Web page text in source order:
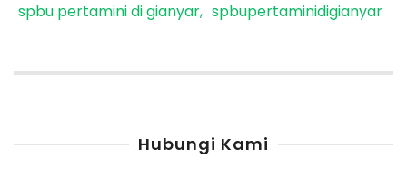
spbu pertamini di gianyar spbupertaminidigianyar
Hubungi Kami